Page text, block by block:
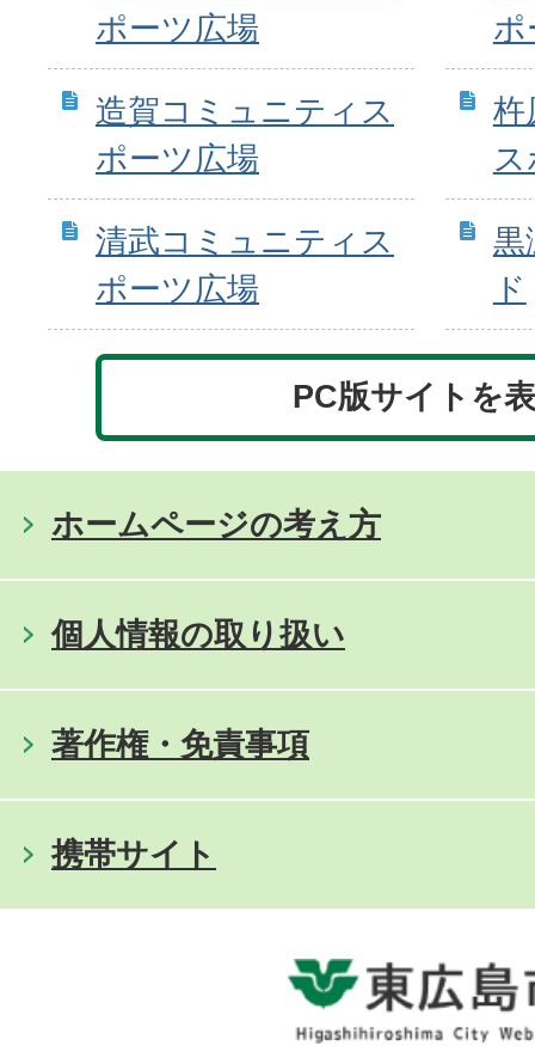
ポーツ広場
ポ
造賀コミュニティス
ポーツ広場
杵
清武コミュニティス
ポーツ広場
黒
ド
PC版サイトを
ホームページの考え方
個人情報の取り扱い
著作権・免責事項
携帯サイト